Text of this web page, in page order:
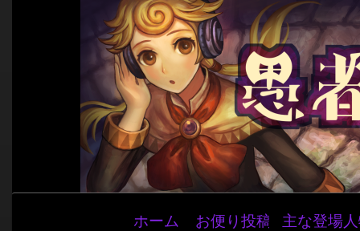
ホーム お便り投稿 主な登場